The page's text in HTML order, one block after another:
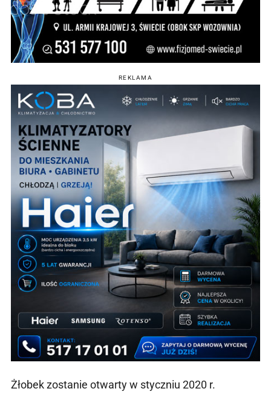
REKLAMA
Żłobek zostanie otwarty w styczniu 2020 r.